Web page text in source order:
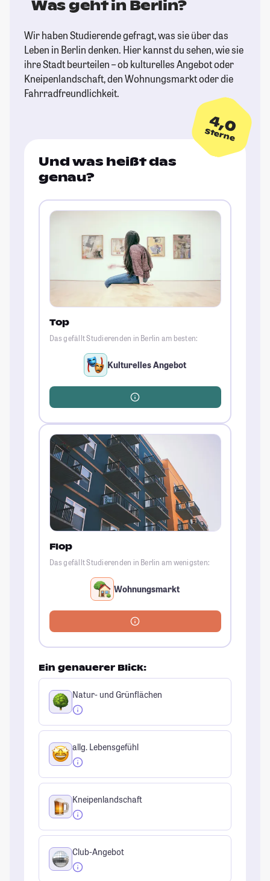
Was geht in Berlin?
Wir haben Studierende gefragt, was sie über das
Leben in Berlin denken. Hier kannst du sehen, wie sie
ihre Stadt beurteilen – ob kulturelles Angebot oder
Kneipenlandschaft, den Wohnungsmarkt oder die
Fahrradfreundlichkeit.
4,0
Sterne
Und was heißt das
genau?
Top
Das gefällt Studierenden in Berlin am besten:
Kulturelles Angebot
Flop
Das gefällt Studierenden in Berlin am wenigsten:
Wohnungsmarkt
Ein genauerer Blick:
Natur- und Grünflächen
allg. Lebensgefühl
Kneipenlandschaft
Club-Angebot